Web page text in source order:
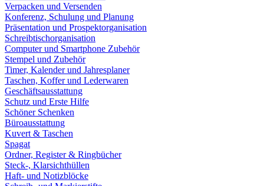
Verpacken und Versenden
Konferenz, Schulung und Planung
Präsentation und Prospektorganisation
Schreibtischorganisation
Computer und Smartphone Zubehör
Stempel und Zubehör
Timer, Kalender und Jahresplaner
Taschen, Koffer und Lederwaren
Geschäftsausstattung
Schutz und Erste Hilfe
Schöner Schenken
Büroausstattung
Kuvert & Taschen
Spagat
Ordner, Register & Ringbücher
Steck-, Klarsichthüllen
Haft- und Notizblöcke